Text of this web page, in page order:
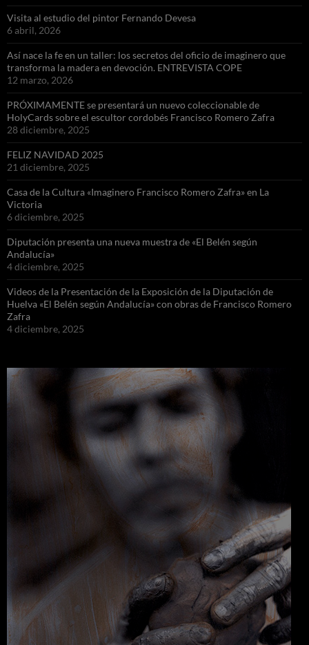
Visita al estudio del pintor Fernando Devesa
6 abril, 2026
Así nace la fe en un taller: los secretos del oficio de imaginero que
transforma la madera en devoción. ENTREVISTA COPE
12 marzo, 2026
PRÓXIMAMENTE se presentará un nuevo coleccionable de
HolyCards sobre el escultor cordobés Francisco Romero Zafra
28 diciembre, 2025
FELIZ NAVIDAD 2025
21 diciembre, 2025
Casa de la Cultura «Imaginero Francisco Romero Zafra» en La
Victoria
6 diciembre, 2025
Diputación presenta una nueva muestra de «El Belén según
Andalucía»
4 diciembre, 2025
Videos de la Presentación de la Exposición de la Diputación de
Huelva «El Belén según Andalucía» con obras de Francisco Romero
Zafra
4 diciembre, 2025